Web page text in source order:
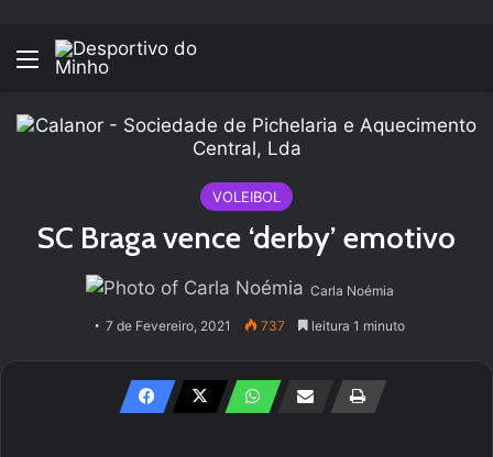
Menu
VOLEIBOL
SC Braga vence ‘derby’ emotivo
Carla Noémia
7 de Fevereiro, 2021 737 leitura 1 minuto